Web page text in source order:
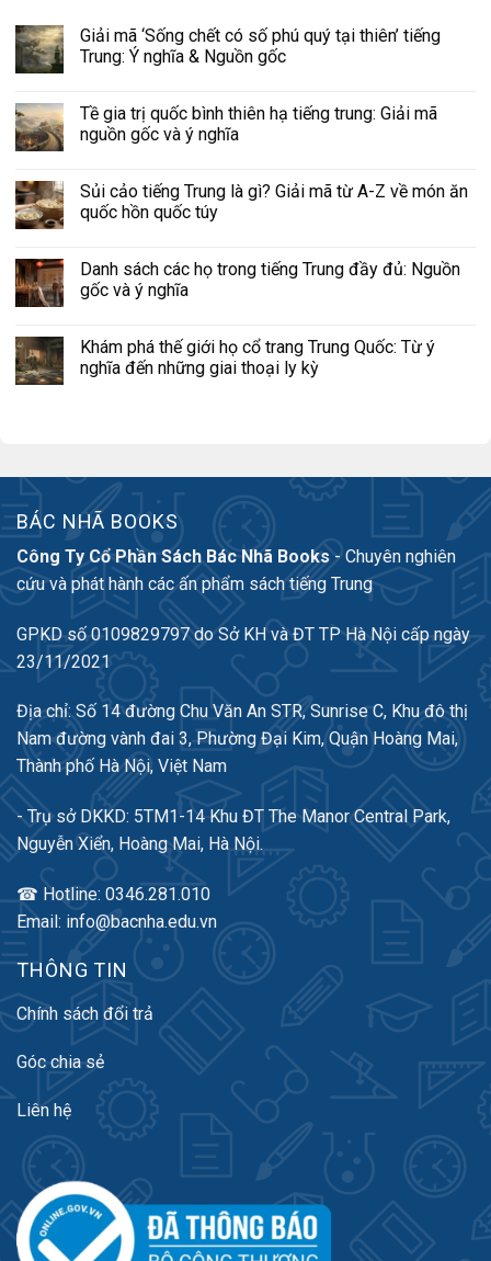
Giải mã ‘Sống chết có số phú quý tại thiên’ tiếng
Trung: Ý nghĩa & Nguồn gốc
Tề gia trị quốc bình thiên hạ tiếng trung: Giải mã
nguồn gốc và ý nghĩa
Sủi cảo tiếng Trung là gì? Giải mã từ A-Z về món ăn
quốc hồn quốc túy
Danh sách các họ trong tiếng Trung đầy đủ: Nguồn
gốc và ý nghĩa
Khám phá thế giới họ cổ trang Trung Quốc: Từ ý
nghĩa đến những giai thoại ly kỳ
BÁC NHÃ BOOKS
Công Ty Cổ Phần Sách Bác Nhã Books - Chuyên nghiên
cứu và phát hành các ấn phẩm sách tiếng Trung
GPKD số 0109829797 do Sở KH và ĐT TP Hà Nội cấp ngày
23/11/2021
Địa chỉ: Số 14 đường Chu Văn An STR, Sunrise C, Khu đô thị
Nam đường vành đai 3, Phường Đại Kim, Quận Hoàng Mai,
Thành phố Hà Nội, Việt Nam
- Trụ sở DKKD: 5TM1-14 Khu ĐT The Manor Central Park,
Nguyễn Xiển, Hoàng Mai, Hà Nội.
☎ Hotline: 0346.281.010
Email: info@bacnha.edu.vn
THÔNG TIN
Chính sách đổi trả
Góc chia sẻ
Liên hệ